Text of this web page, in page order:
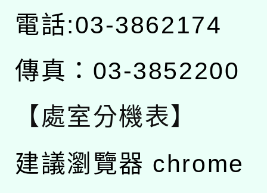
電話:03-3862174
傳真：03-3852200
【處室分機表】
建議瀏覽器 chrome